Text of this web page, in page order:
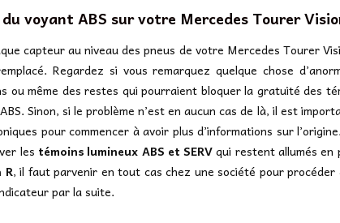
voyant ABS sur votre Mercedes Tourer
capteur au niveau des pneus de votre Mercedes Tourer
Regardez si vous remarquez quelque chose
ou même des restes qui pourraient bloquer la gratuité des
Sinon, si le problème n’est en aucun cas de là, il est
pour commencer à avoir plus d’informations sur
les témoins lumineux ABS et SERVqui restent allumés en
R, il faut parvenir en tout cas chez une société pour procéder
par la suite.